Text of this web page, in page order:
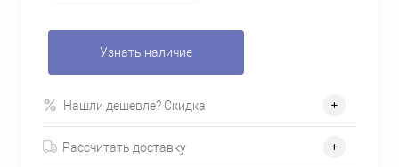
Узнать наличие
Нашли дешевле? Скидка
Рассчитать доставку